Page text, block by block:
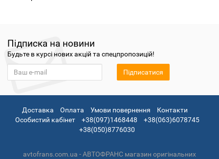
Підписка на новини
Будьте в курсі нових акцій та спецпропозицій!
Підписатися
Доставка Оплата Умови повернення
Контакти
Особистий кабінет
+38(097)1468448
+38(063)6078745
+38(050)8776030
avtofrans.com.ua - АВТОФРАНС магазин оригінальних